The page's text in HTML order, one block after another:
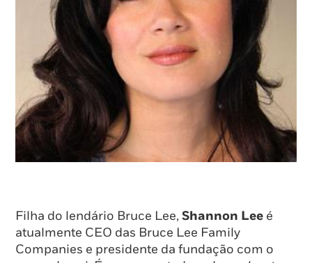
Filha do lendário Bruce Lee, Shannon Lee é
atualmente CEO das Bruce Lee Family
Companies e presidente da fundação com o